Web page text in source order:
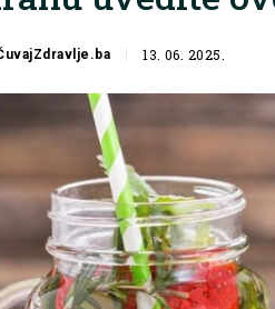
13. 06. 2025.